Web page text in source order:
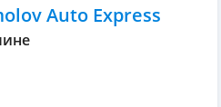
Auto Express